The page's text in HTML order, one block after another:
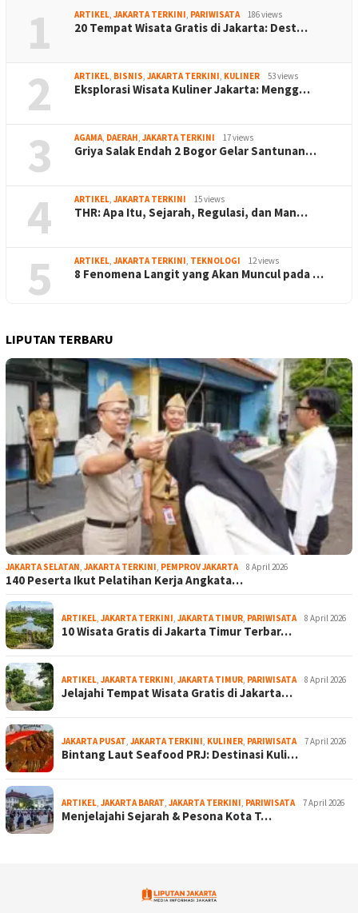
1 ARTIKEL, JAKARTA TERKINI, PARIWISATA 186 views
20 Tempat Wisata Gratis di Jakarta: Dest…
2 ARTIKEL, BISNIS, JAKARTA TERKINI, KULINER 53 views
Eksplorasi Wisata Kuliner Jakarta: Mengg…
3 AGAMA, DAERAH, JAKARTA TERKINI 17 views
Griya Salak Endah 2 Bogor Gelar Santunan…
4 ARTIKEL, JAKARTA TERKINI 15 views
THR: Apa Itu, Sejarah, Regulasi, dan Man…
5 ARTIKEL, JAKARTA TERKINI, TEKNOLOGI 12 views
8 Fenomena Langit yang Akan Muncul pada …
LIPUTAN TERBARU
JAKARTA SELATAN, JAKARTA TERKINI, PEMPROV JAKARTA 8 April 2026
140 Peserta Ikut Pelatihan Kerja Angkata…
ARTIKEL, JAKARTA TERKINI, JAKARTA TIMUR, PARIWISATA 8 April 2026
10 Wisata Gratis di Jakarta Timur Terbar…
ARTIKEL, JAKARTA TERKINI, JAKARTA TIMUR, PARIWISATA 8 April 2026
Jelajahi Tempat Wisata Gratis di Jakarta…
JAKARTA PUSAT, JAKARTA TERKINI, KULINER, PARIWISATA 7 April 2026
Bintang Laut Seafood PRJ: Destinasi Kuli…
ARTIKEL, JAKARTA BARAT, JAKARTA TERKINI, PARIWISATA 7 April 2026
Menjelajahi Sejarah & Pesona Kota T…